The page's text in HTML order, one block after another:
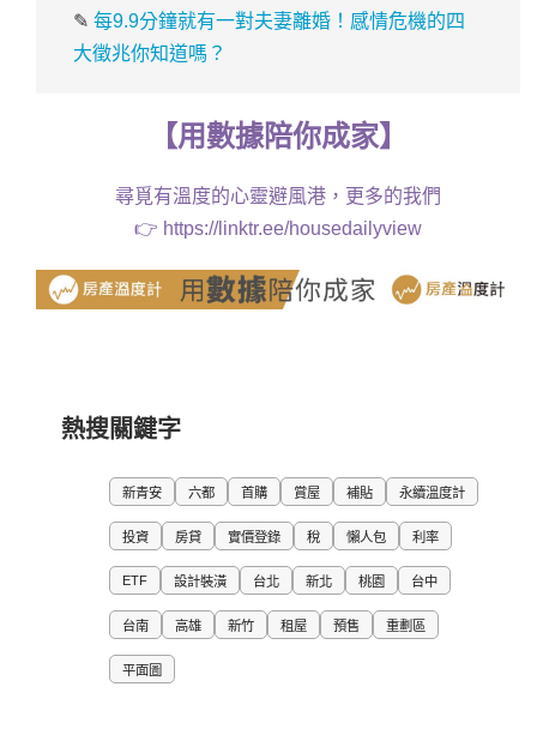
✎每9.9分鐘就有一對夫妻離婚！感情危機的四
大徵兆你知道嗎？
【用數據陪你成家】
尋覓有溫度的心靈避風港，更多的我們
👉 https://linktr.ee/housedailyview
熱搜關鍵字
新青安 六都 首購 賞屋 補貼 永續溫度計
投資 房貸 實價登錄 稅 懶人包 利率
ETF 設計裝潢 台北 新北 桃園 台中
台南 高雄 新竹 租屋 預售 重劃區
平面圖